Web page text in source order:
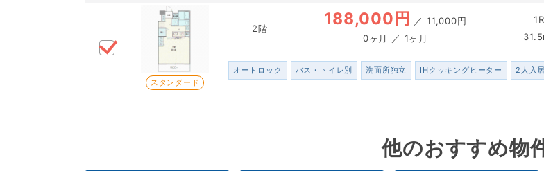
スタンダード
2階 188,000円 ／11,000円
0ヶ月 ／ 1ヶ月
1R
オートロック バス・トイレ別 洗面所独立 IHクッキングヒーター 2人入
他のおすすめ物